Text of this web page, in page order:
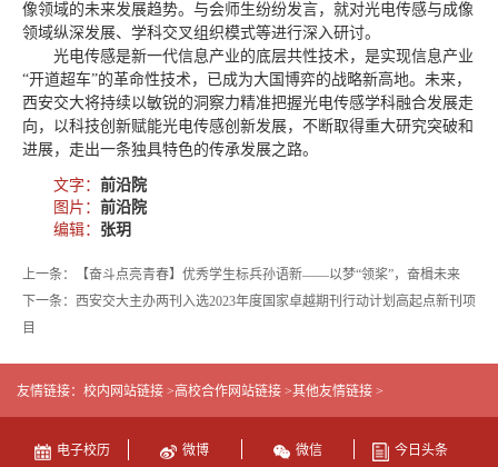
像领域的未来发展趋势。与会师生纷纷发言，就对光电传感与成像
领域纵深发展、学科交叉组织模式等进行深入研讨。
光电传感是新一代信息产业的底层共性技术，是实现信息产业
“开道超车”的革命性技术，已成为大国博弈的战略新高地。未来，
西安交大将持续以敏锐的洞察力精准把握光电传感学科融合发展走
向，以科技创新赋能光电传感创新发展，不断取得重大研究突破和
进展，走出一条独具特色的传承发展之路。
文字： 前沿院
图片： 前沿院
编辑： 张玥
上一条：【奋斗点亮青春】优秀学生标兵孙语新——以梦“领桨”，奋楫未来
下一条：西安交大主办两刊入选2023年度国家卓越期刊行动计划高起点新刊项
目
友情链接： 校内网站链接 >高校合作网站链接 >其他友情链接 >
电子校历 微博 微信 今日头条